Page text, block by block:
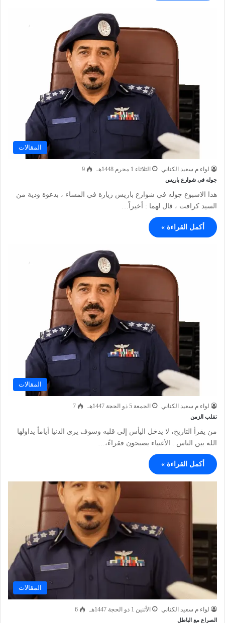
المقالات
لواء م سعيد الكناني الثلاثاء 1 محرم 1448هـ 9
جوله في شوارع باريس
هذا الاسبوع جوله في شوارع باريس زيارة في المساء ، بدعوة ودية من
السيد كرافت ، قال لهما : أخيراً…
أكمل القراءة »
المقالات
لواء م سعيد الكناني الجمعة 5 ذو الحجة 1447هـ 7
تقلب الزمن
من يقرأ التاريخ، لا يدخل اليأس إلى قلبه وسوف يرى الدنيا أياماً يداولها
الله بين الناس . الأغنياء يصبحون فقراءً،…
أكمل القراءة »
المقالات
لواء م سعيد الكناني الأثنين 1 ذو الحجة 1447هـ 6
الصراع مع الباطل